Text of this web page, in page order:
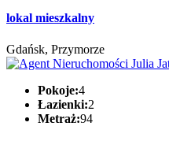
lokal mieszkalny
Gdańsk, Przymorze
Pokoje:4
Łazienki:2
Metraż:94